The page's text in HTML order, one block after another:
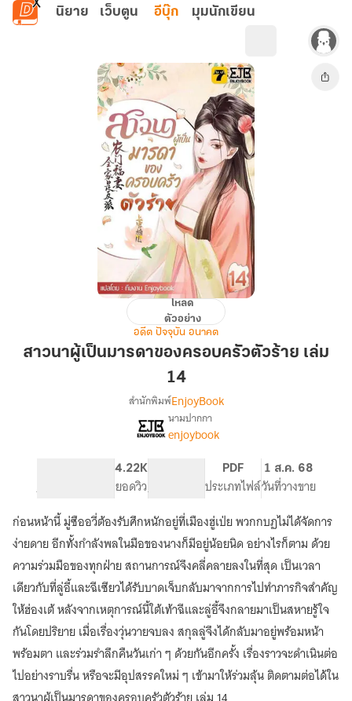
ข้ามไปยังเนื้อหาหลัก
นิยาย เว็บตูน อีบุ๊ก มุมนักเขียน
ผู้
ครอบครัว
ร้าย
โหลด
ตัวอย่าง
อดีต ปัจจุบัน อนาคต
สาวนาผู้เป็นมารดาของครอบครัวตัวร้าย เล่ม
14
เรื่อง [จบ]
สาว
มารดา
ของ
ครอบครัว
ตัว
ร้าย
สำนักพิมพ์EnjoyBook
นามปากกา
enjoybook
จำนวนหน้า (A5)
4.22K
ยอดวิวระดับเนื้อหา
PDF
ประเภทไฟล์
1 ส.ค. 68
วันที่วางขาย
ก่อนหน้านี้ มู่ซืออวี่ต้องรับศึกหนักอยู่ที่เมืองฮู่เป่ย พวกกบฏไม่ได้จัดการ
ง่ายดาย อีกทั้งกำลังพลในมือของนางก็มีอยู่น้อยนิด อย่างไรก็ตาม ด้วย
ความร่วมมือของทุกฝ่าย สถานการณ์จึงคลี่คลายลงในที่สุด เป็นเวลา
เดียวกับที่ลู่อี้และฉีเซียวได้รับบาดเจ็บกลับมาจากการไปทำภารกิจสำคัญ
ให้ฮ่องเต้ หลังจากเหตุการณ์นี้ใต้เท้าฉีและลู่อี้จึงกลายมาเป็นสหายรู้ใจ
กันโดยปริยาย เมื่อเรื่องวุ่นวายจบลง สกุลลู่จึงได้กลับมาอยู่พร้อมหน้า
พร้อมตา และร่วมรำลึกคืนวันเก่า ๆ ด้วยกันอีกครั้ง เรื่องราวจะดำเนินต่อ
ไปอย่างราบรื่น หรือจะมีอุปสรรคใหม่ ๆ เข้ามาให้ร่วมลุ้น ติดตามต่อได้ใน